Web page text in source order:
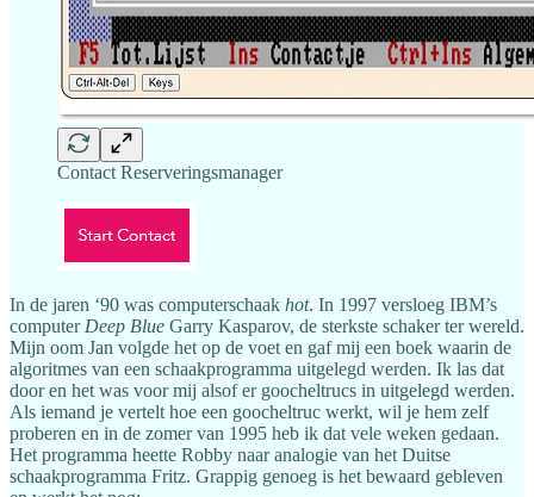
Contact Reserveringsmanager
In de jaren ‘90 was computerschaak hot. In 1997 versloeg IBM’s
computer Deep Blue Garry Kasparov, de sterkste schaker ter wereld.
Mijn oom Jan volgde het op de voet en gaf mij een boek waarin de
algoritmes van een schaakprogramma uitgelegd werden. Ik las dat
door en het was voor mij alsof er goocheltrucs in uitgelegd werden.
Als iemand je vertelt hoe een goocheltruc werkt, wil je hem zelf
proberen en in de zomer van 1995 heb ik dat vele weken gedaan.
Het programma heette Robby naar analogie van het Duitse
schaakprogramma Fritz. Grappig genoeg is het bewaard gebleven